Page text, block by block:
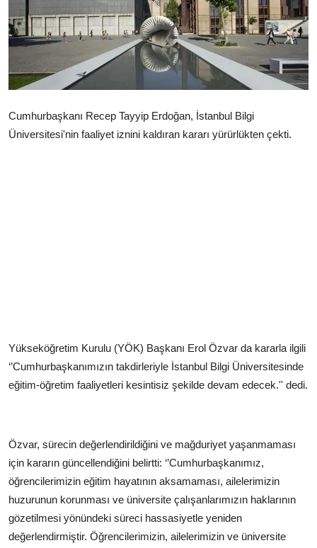
Çerkezköy
Cumhurbaşkanı Recep Tayyip Erdoğan, İstanbul Bilgi
Üniversitesi'nin faaliyet iznini kaldıran kararı yürürlükten çekti.
Yükseköğretim Kurulu (YÖK) Başkanı Erol Özvar da kararla ilgili
‘’Cumhurbaşkanımızın takdirleriyle İstanbul Bilgi Üniversitesinde
eğitim-öğretim faaliyetleri kesintisiz şekilde devam edecek.'' dedi.
Özvar, sürecin değerlendirildiğini ve mağduriyet yaşanmaması
için kararın güncellendiğini belirtti: ‘’Cumhurbaşkanımız,
öğrencilerimizin eğitim hayatının aksamaması, ailelerimizin
huzurunun korunması ve üniversite çalışanlarımızın haklarının
gözetilmesi yönündeki süreci hassasiyetle yeniden
değerlendirmiştir. Öğrencilerimizin, ailelerimizin ve üniversite